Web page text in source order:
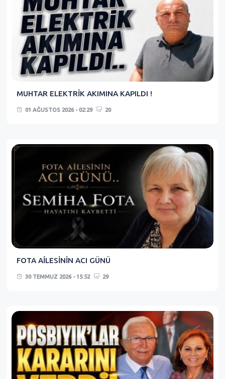
MUHTAR ELEKTRİK AKIMINA KAPILDI !
01 AĞUSTOS 2026 - 02:29 20
FOTA AİLESİNİN ACI GÜNÜ
30 TEMMUZ 2026 - 15:52 29